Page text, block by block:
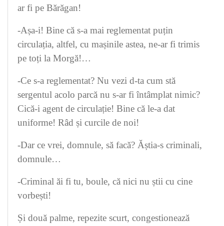
ar fi pe Bărăgan!
-Așa-i! Bine că s-a mai reglementat puțin
circulația, altfel, cu mașinile astea, ne-ar fi trimis
pe toți la Morgă!…
-Ce s-a reglementat? Nu vezi d-ta cum stă
sergentul acolo parcă nu s-ar fi întâmplat nimic?
Cică-i agent de circulație! Bine că le-a dat
uniforme! Râd și curcile de noi!
-Dar ce vrei, domnule, să facă? Ăștia-s criminali,
domnule…
-Criminal ăi fi tu, boule, că nici nu știi cu cine
vorbești!
Și două palme, repezite scurt, congestionează